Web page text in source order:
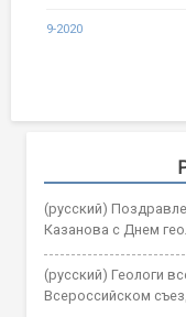
Post
9-2020
(русский)
Казанова с Днем
(русский) Геологи
Всероссийском